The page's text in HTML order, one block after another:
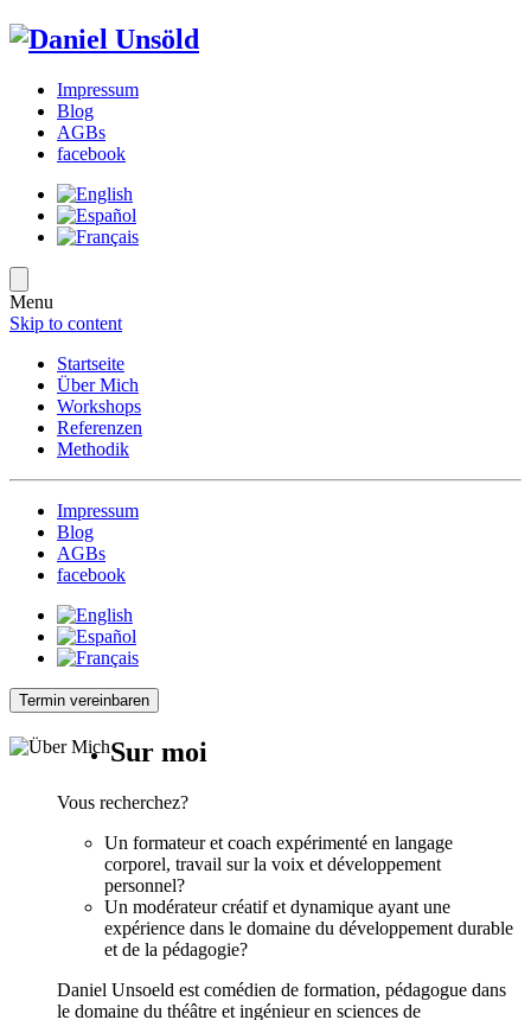
Impressum
Blog
AGBs
facebook
Menu
Skip to content
Startseite
Über Mich
Workshops
Referenzen
Methodik
Impressum
Blog
AGBs
facebook
Termin vereinbaren
Sur moi
Vous recherchez?
Un formateur et coach expérimenté en langage
corporel, travail sur la voix et développement
personnel?
Un modérateur créatif et dynamique ayant une
expérience dans le domaine du développement durable
et de la pédagogie?
Daniel Unsoeld est comédien de formation, pédagogue dans
le domaine du théâtre et ingénieur en sciences de